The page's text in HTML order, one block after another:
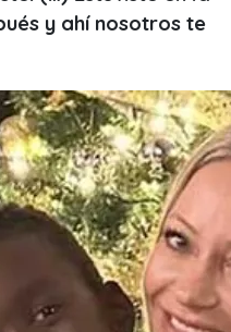
y ahí nosotros te